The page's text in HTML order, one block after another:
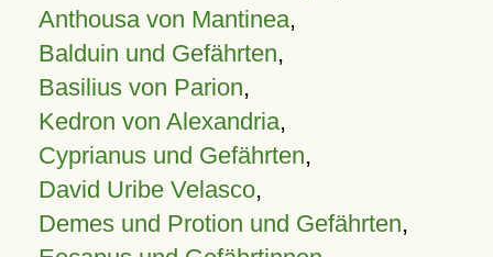
Anthousa von Mantinea,
Balduin und Gefährten,
Basilius von Parion,
Kedron von Alexandria,
Cyprianus und Gefährten,
David Uribe Velasco,
Demes und Protion und Gefährten,